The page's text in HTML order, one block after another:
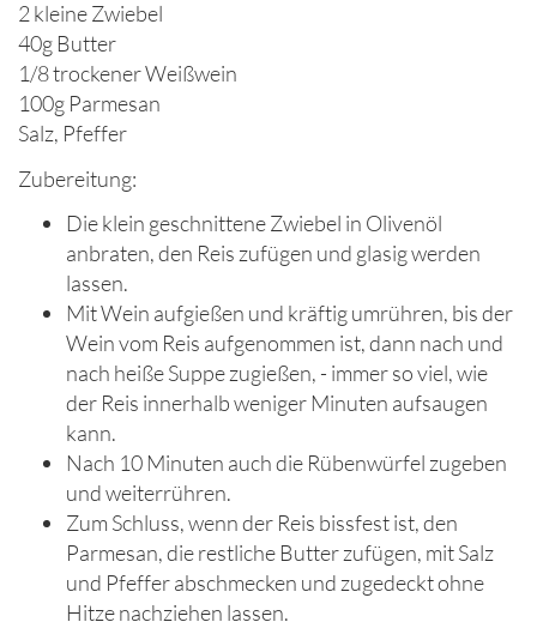
2 kleine Zwiebel
40g Butter
1/8 trockener Weißwein
100g Parmesan
Salz, Pfeffer
Zubereitung:
Die klein geschnittene Zwiebel in Olivenöl
anbraten, den Reis zufügen und glasig werden
lassen.
Mit Wein aufgießen und kräftig umrühren, bis der
Wein vom Reis aufgenommen ist, dann nach und
nach heiße Suppe zugießen, - immer so viel, wie
der Reis innerhalb weniger Minuten aufsaugen
kann.
Nach 10 Minuten auch die Rübenwürfel zugeben
und weiterrühren.
Zum Schluss, wenn der Reis bissfest ist, den
Parmesan, die restliche Butter zufügen, mit Salz
und Pfeffer abschmecken und zugedeckt ohne
Hitze nachziehen lassen.